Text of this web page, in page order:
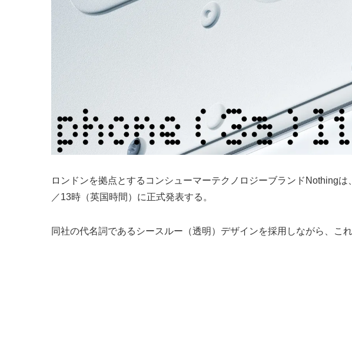
ロンドンを拠点とするコンシューマーテクノロジーブランドNothing
／13時（英国時間）に正式発表する。
同社の代名詞であるシースルー（透明）デザインを採用しながら、こ